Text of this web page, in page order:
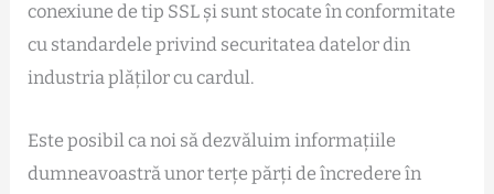
conexiune de tip SSL și sunt stocate în conformitate
cu standardele privind securitatea datelor din
industria plăților cu cardul.
Este posibil ca noi să dezvăluim informațiile
dumneavoastră unor terțe părți de încredere în